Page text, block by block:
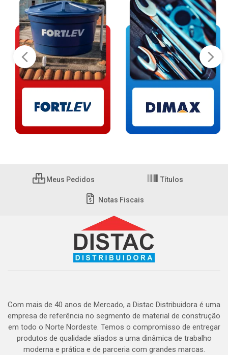
Meus Pedidos Títulos
Notas Fiscais
Com mais de 40 anos de Mercado, a Distac Distribuidora é uma
empresa de referência no segmento de material de construção
em todo o Norte Nordeste. Temos o compromisso de entregar
produtos de qualidade aliados a uma dinâmica de trabalho
moderna e prática e de parceria com grandes marcas.